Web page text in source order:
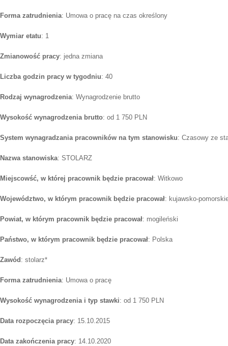
Forma zatrudnienia: Umowa o pracę na czas określony
Wymiar etatu: 1
Zmianowość pracy: jedna zmiana
Liczba godzin pracy w tygodniu: 40
Rodzaj wynagrodzenia: Wynagrodzenie brutto
Wysokość wynagrodzenia brutto: od 1 750 PLN
System wynagradzania pracowników na tym stanowisku: Czasowy ze
Nazwa stanowiska: STOLARZ
Miejscowść, w której pracownik będzie pracował: Witkowo
Województwo, w którym pracownik będzie pracował: kujawsko-
Powiat, w którym pracownik będzie pracował: mogileński
Państwo, w którym pracownik będzie pracował: Polska
Zawód : stolarz*
Forma zatrudnienia: Umowa o pracę
Wysokość wynagrodzenia i typ stawki: od 1 750 PLN
Data rozpoczęcia pracy: 15.10.2015
Data zakończenia pracy: 14.10.2020